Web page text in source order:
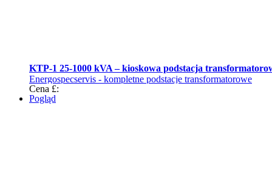
KTP-1 25-1000 kVA – kioskowa podstacja
Energospecservis - kompletne podstacje transformatorowe
Cena £:
Pogląd